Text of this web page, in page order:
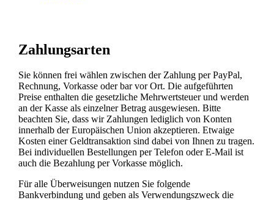
Zahlungsarten
Sie können frei wählen zwischen der Zahlung per PayPal,
Rechnung, Vorkasse oder bar vor Ort. Die aufgeführten
Preise enthalten die gesetzliche Mehrwertsteuer und werden
an der Kasse als einzelner Betrag ausgewiesen. Bitte
beachten Sie, dass wir Zahlungen lediglich von Konten
innerhalb der Europäischen Union akzeptieren. Etwaige
Kosten einer Geldtransaktion sind dabei von Ihnen zu tragen.
Bei individuellen Bestellungen per Telefon oder E-Mail ist
auch die Bezahlung per Vorkasse möglich.
Für alle Überweisungen nutzen Sie folgende
Bankverbindung und geben als Verwendungszweck die